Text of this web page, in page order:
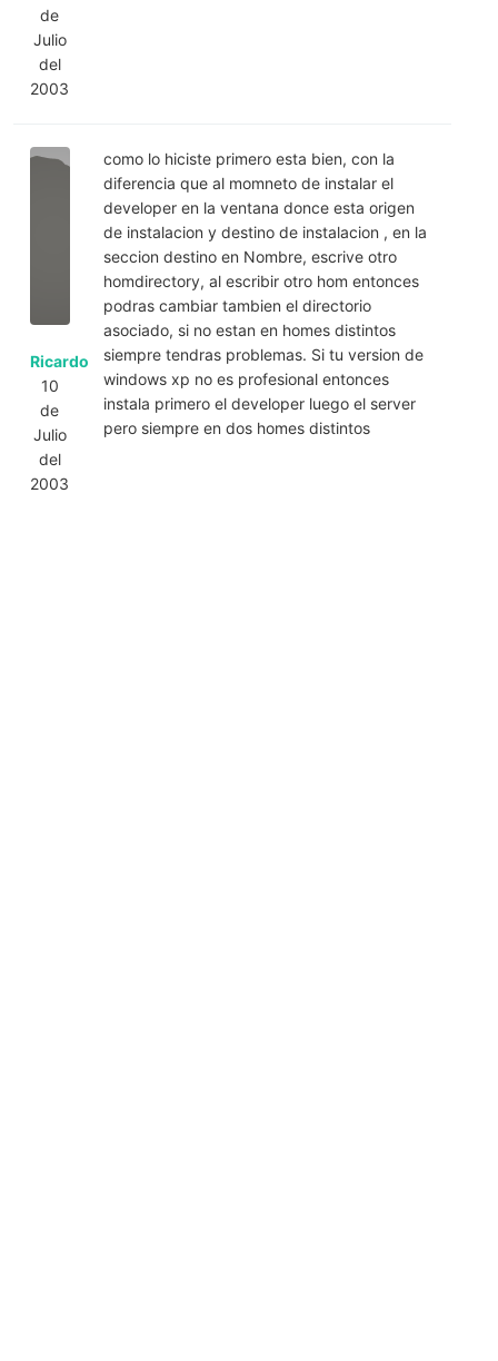
de
Julio
del
2003
Ricardo
10
de
Julio
del
2003
como lo hiciste primero esta bien, con la
diferencia que al momneto de instalar el
developer en la ventana donce esta origen
de instalacion y destino de instalacion , en la
seccion destino en Nombre, escrive otro
homdirectory, al escribir otro hom entonces
podras cambiar tambien el directorio
asociado, si no estan en homes distintos
siempre tendras problemas. Si tu version de
windows xp no es profesional entonces
instala primero el developer luego el server
pero siempre en dos homes distintos